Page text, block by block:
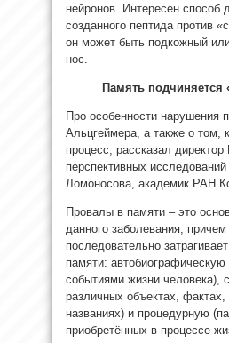
нейронов. Интересен способ
созданного пептида против
он может быть подкожный
нос.
Память
Про особенности нарушения
Альцгеймера, а также о том,
процесс, рассказал директор
перспективных
Ломоносова, академик РАН
Провалы в памяти – это
данного заболевания, причем
последовательно
памяти:
событиями жизни человека),
различных объектах, фактах,
названиях) и процедурную
приобретённых в процессе